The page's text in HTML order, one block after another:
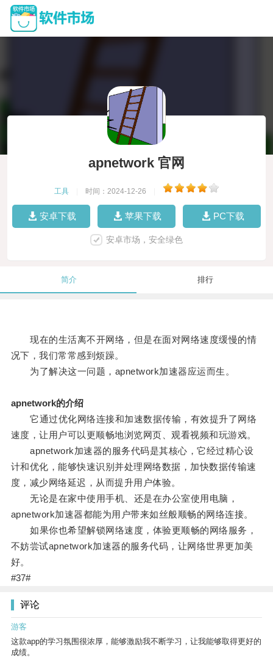
apnetwork 官网
工具 时间：2024-12-26
安卓下载 苹果下载 PC下载
安卓市场，安全绿色
简介 排行
现在的生活离不开网络，但是在面对网络速度缓慢的情
况下，我们常常感到烦躁。
为了解决这一问题，apnetwork加速器应运而生。
apnetwork的介绍
它通过优化网络连接和加速数据传输，有效提升了网络
速度，让用户可以更顺畅地浏览网页、观看视频和玩游戏。
apnetwork加速器的服务代码是其核心，它经过精心设
计和优化，能够快速识别并处理网络数据，加快数据传输速
度，减少网络延迟，从而提升用户体验。
无论是在家中使用手机、还是在办公室使用电脑，
apnetwork加速器都能为用户带来如丝般顺畅的网络连接。
如果你也希望解锁网络速度，体验更顺畅的网络服务，
不妨尝试apnetwork加速器的服务代码，让网络世界更加美
好。
#37#
评论
游客
这款app的学习氛围很浓厚，能够激励我不断学习，让我能够取得更好的
成绩。